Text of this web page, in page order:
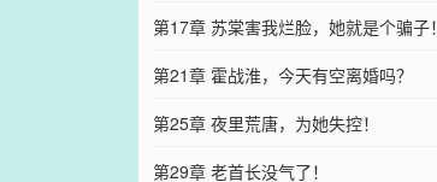
第17章 苏棠害我烂脸，她就是个骗子！
第21章 霍战淮，今天有空离婚吗？
第25章 夜里荒唐，为她失控！
第29章 老首长没气了！